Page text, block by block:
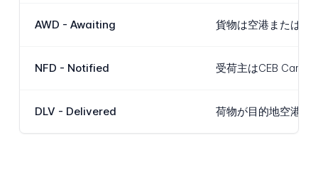
AWD - Awaiting 貨物は空港または取
NFD - Notified 受荷主はCEB Cargo
DLV - Delivered 荷物が目的地空港の